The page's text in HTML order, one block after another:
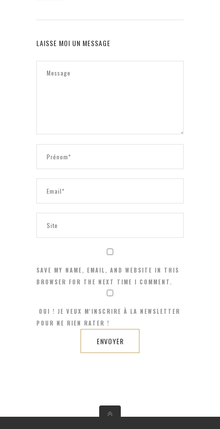
LAISSE MOI UN MESSAGE
SAVE MY NAME, EMAIL, AND WEBSITE IN THIS
BROWSER FOR THE NEXT TIME I COMMENT.
OUI ! JE VEUX M'INSCRIRE À LA NEWSLETTER
POUR NE RIEN RATER !